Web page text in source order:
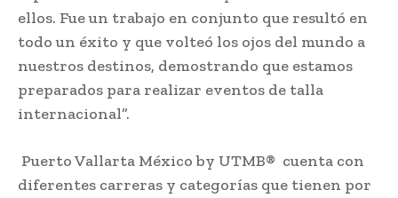
ellos. Fue un trabajo en conjunto que resultó en
todo un éxito y que volteó los ojos del mundo a
nuestros destinos, demostrando que estamos
preparados para realizar eventos de talla
internacional”.
Puerto Vallarta México by UTMB® cuenta con
diferentes carreras y categorías que tienen por